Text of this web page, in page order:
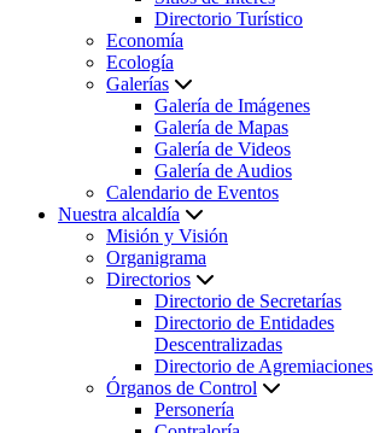
Directorio Turístico
Economía
Ecología
Galerías
Galería de Imágenes
Galería de Mapas
Galería de Videos
Galería de Audios
Calendario de Eventos
Nuestra alcaldía
Misión y Visión
Organigrama
Directorios
Directorio de Secretarías
Directorio de Entidades
Descentralizadas
Directorio de Agremiaciones
Órganos de Control
Personería